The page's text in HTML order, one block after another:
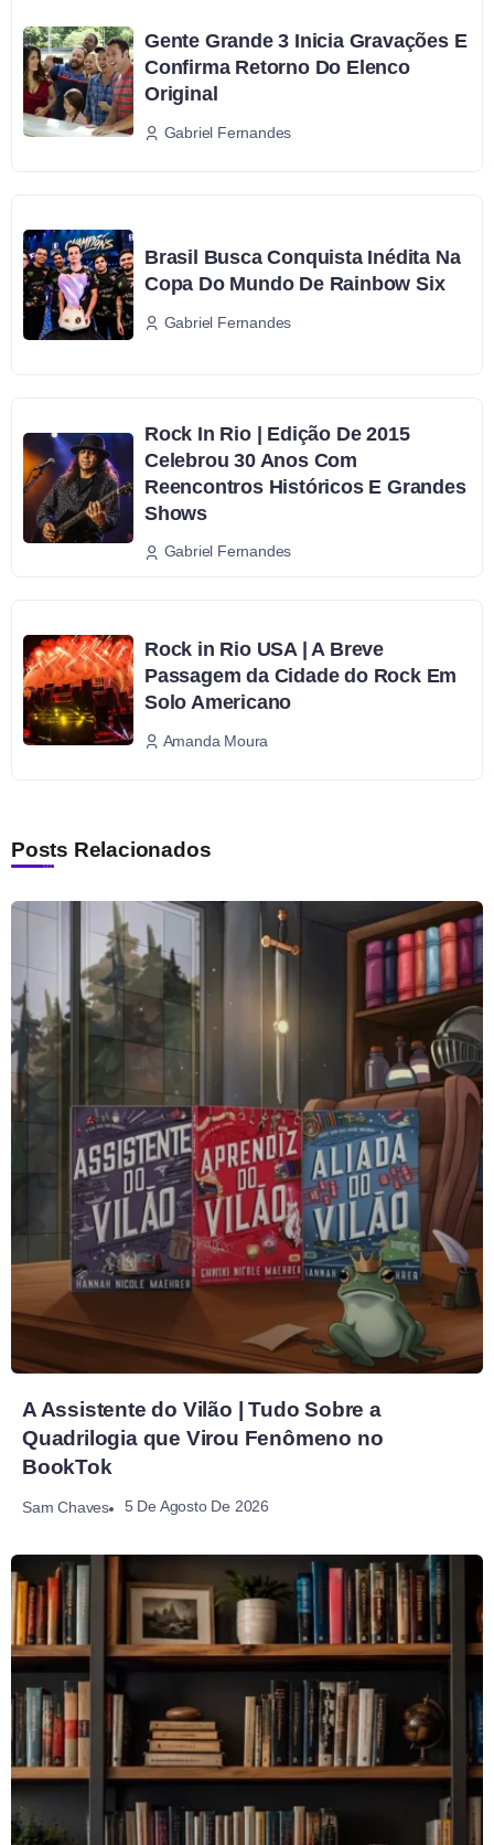
Gente Grande 3 Inicia Gravações E
Confirma Retorno Do Elenco
Original
Gabriel Fernandes
Brasil Busca Conquista Inédita Na
Copa Do Mundo De Rainbow Six
Gabriel Fernandes
Rock In Rio | Edição De 2015
Celebrou 30 Anos Com
Reencontros Históricos E Grandes
Shows
Gabriel Fernandes
Rock in Rio USA | A Breve
Passagem da Cidade do Rock Em
Solo Americano
Amanda Moura
Posts Relacionados
A Assistente do Vilão | Tudo Sobre a
Quadrilogia que Virou Fenômeno no
BookTok
Sam Chaves 5 De Agosto De 2026